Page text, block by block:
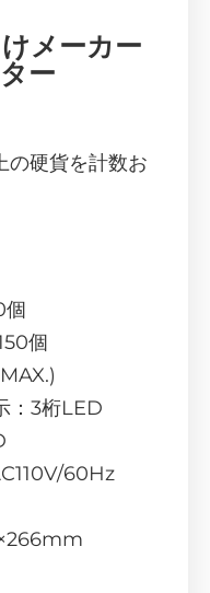
メーカー
ー
硬貨を計数お
個
個
：3桁LED
60Hz